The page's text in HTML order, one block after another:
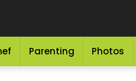
Parenting Photos